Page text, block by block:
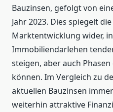
Bauzinsen, gefolgt von
Jahr 2023. Dies spiegelt
Marktentwicklung wider,
Immobiliendarlehen
steigen, aber auch
können. Im Vergleich zu
aktuellen Bauzinsen
weiterhin attraktive